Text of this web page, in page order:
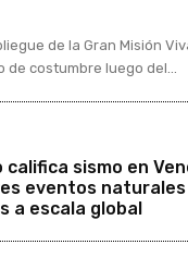
de la Gran Misión
costumbre luego del...
califica sismo en
eventos naturales
a escala global